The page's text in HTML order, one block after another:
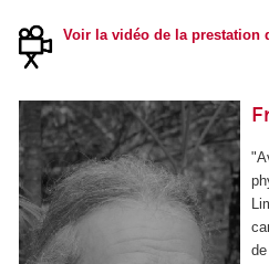
Voir la vidéo de la prestation